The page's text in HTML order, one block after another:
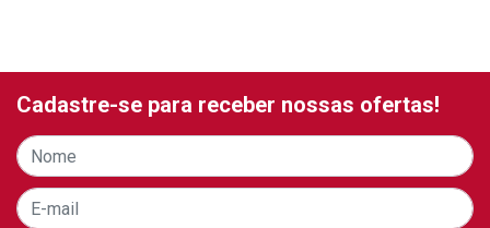
Cadastre-se para receber nossas ofertas!